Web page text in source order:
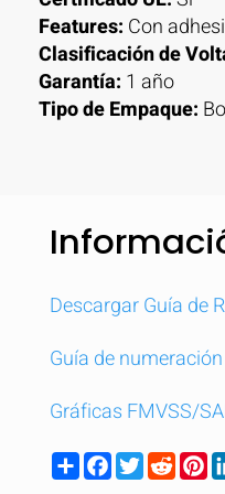
Features: Con
Clasificación de
Garantía: 1 año
Tipo de Empaque:
Descargar Guía de
Guía de
Gráficas FMVSS/
ShareFacebook
Twitter